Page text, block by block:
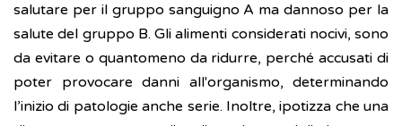
salutare per il gruppo sanguigno A ma dannoso per la
salute del gruppo B. Gli alimenti considerati nocivi, sono
da evitare o quantomeno da ridurre, perché accusati di
poter provocare danni all'organismo, determinando
l’inizio di patologie anche serie. Inoltre, ipotizza che una